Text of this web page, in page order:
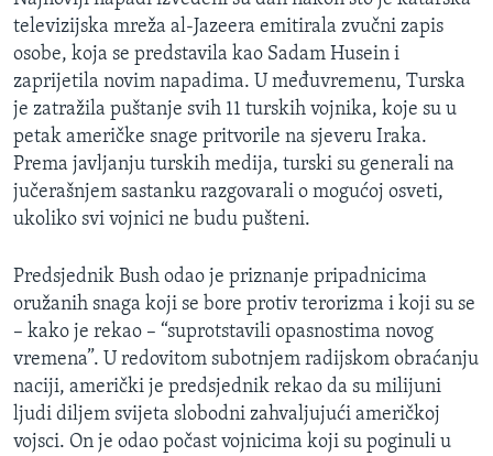
O GLASU AMERIKE
Learning English
PRATITE NAS
televizijska mreža al-Jazeera emitirala zvučni zapis
osobe, koja se predstavila kao Sadam Husein i
zaprijetila novim napadima. U međuvremenu, Turska
je zatražila puštanje svih 11 turskih vojnika, koje su u
petak američke snage pritvorile na sjeveru Iraka.
Prema javljanju turskih medija, turski su generali na
jučerašnjem sastanku razgovarali o mogućoj osveti,
ukoliko svi vojnici ne budu pušteni.
Predsjednik Bush odao je priznanje pripadnicima
oružanih snaga koji se bore protiv terorizma i koji su se
– kako je rekao – “suprotstavili opasnostima novog
vremena”. U redovitom subotnjem radijskom obraćanju
naciji, američki je predsjednik rekao da su milijuni
ljudi diljem svijeta slobodni zahvaljujući američkoj
vojsci. On je odao počast vojnicima koji su poginuli u